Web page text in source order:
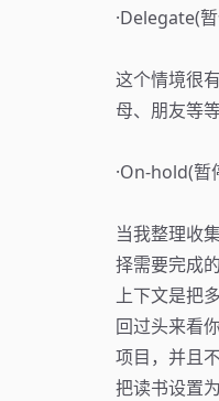
·Delegate(
这个情境很
母、朋友等
·On-hold(暂
当我整理收
择需要完成
上下文是把
回过头来看
项目，并且
把读书设置